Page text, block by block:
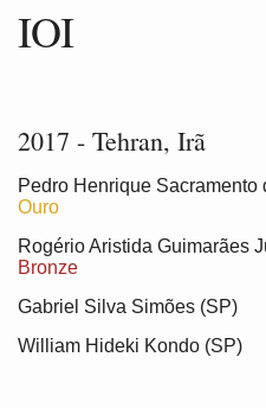
IOI
2017 - Tehran, Irã
Pedro Henrique Sacramento
Ouro
Rogério Aristida Guimarães
Bronze
Gabriel Silva Simões (SP)
William Hideki Kondo (SP)